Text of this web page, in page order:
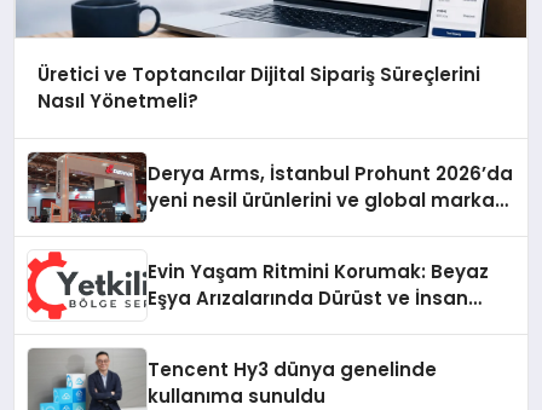
Üretici ve Toptancılar Dijital Sipariş Süreçlerini
Nasıl Yönetmeli?
Derya Arms, İstanbul Prohunt 2026’da
yeni nesil ürünlerini ve global marka
Evin Yaşam Ritmini Korumak: Beyaz
Eşya Arızalarında Dürüst ve İnsan
Tencent Hy3 dünya genelinde
kullanıma sunuldu